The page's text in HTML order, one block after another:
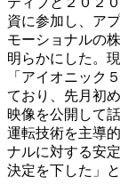
資に参加し、ア
モーショナルの
明らかにした。
「アイオニック
ており、先月初
映像を公開して
運転技術を主導
ナルに対する安
決定を下した」